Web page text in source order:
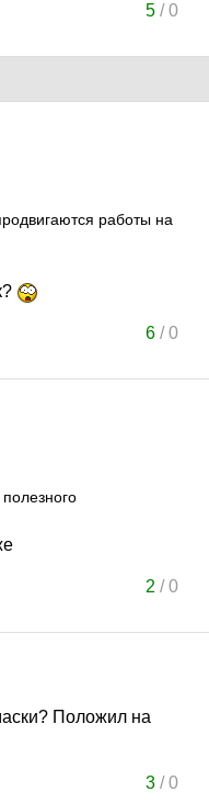
5/0
работы на
6/0
2 /0
Положил на
3/0